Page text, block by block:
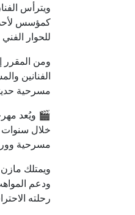
ويترأس
كمؤسس لأحد
للحوار
الفنانين
مسرحية
خلال
مسرحية
ويمتلك مازن
ودعم
رحلته